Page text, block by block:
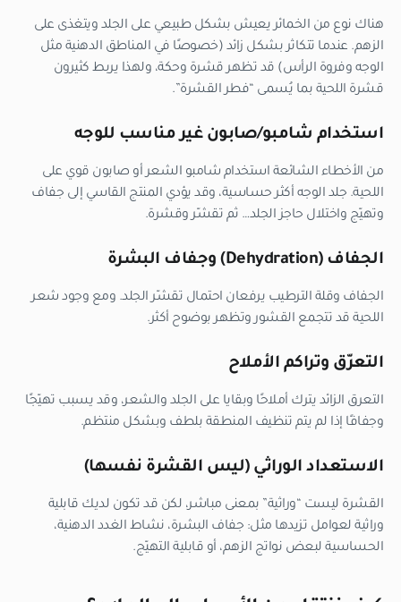
هناك نوع من الخمائر يعيش بشكل طبيعي على الجلد ويتغذى على
الزهم. عندما تتكاثر بشكل زائد (خصوصًا في المناطق الدهنية مثل
الوجه وفروة الرأس) قد تظهر قشرة وحكة، ولهذا يربط كثيرون
قشرة اللحية بما يُسمى “فطر القشرة”.
استخدام شامبو/صابون غير مناسب للوجه
من الأخطاء الشائعة استخدام شامبو الشعر أو صابون قوي على
اللحية. جلد الوجه أكثر حساسية، وقد يؤدي المنتج القاسي إلى جفاف
وتهيّج واختلال حاجز الجلد… ثم تقشّر وقشرة.
الجفاف (Dehydration) وجفاف البشرة
الجفاف وقلة الترطيب يرفعان احتمال تقشّر الجلد. ومع وجود شعر
اللحية قد تتجمع القشور وتظهر بوضوح أكثر.
التعرّق وتراكم الأملاح
التعرق الزائد يترك أملاحًا وبقايا على الجلد والشعر، وقد يسبب تهيّجًا
وجفافًا إذا لم يتم تنظيف المنطقة بلطف وبشكل منتظم.
الاستعداد الوراثي (ليس القشرة نفسها)
القشرة ليست “وراثية” بمعنى مباشر، لكن قد تكون لديك قابلية
وراثية لعوامل تزيدها مثل: جفاف البشرة، نشاط الغدد الدهنية،
الحساسية لبعض نواتج الزهم، أو قابلية التهيّج.